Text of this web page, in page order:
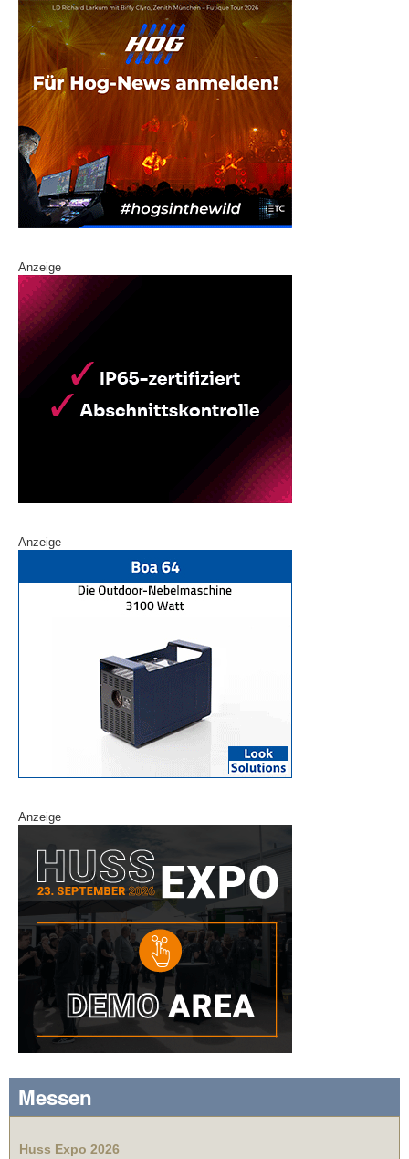
Anzeige
Anzeige
Anzeige
Messen
Huss Expo 2026